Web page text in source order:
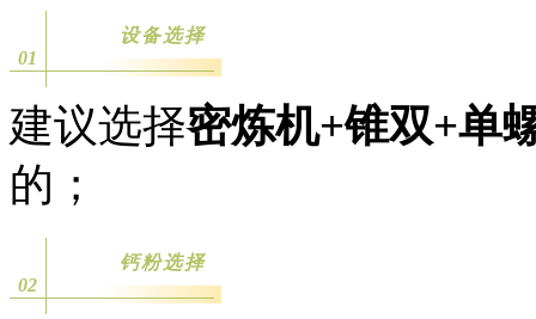
01
设备选择
建议选择密炼机+锥双+单
的；
02
钙粉选择